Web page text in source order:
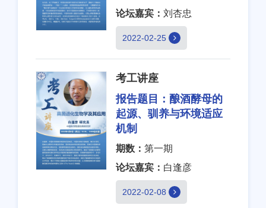
论坛嘉宾： 刘杏忠
2022-02-25
考工讲座
报告题目： 酿酒酵母的
起源、驯养与环境适应
机制
期数： 第一期
论坛嘉宾： 白逢彦
2022-02-08